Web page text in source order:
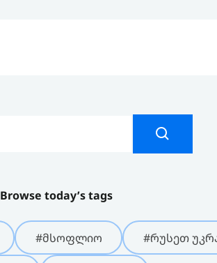
Browse today’s tags
#მსოფლიო #რუსეთ